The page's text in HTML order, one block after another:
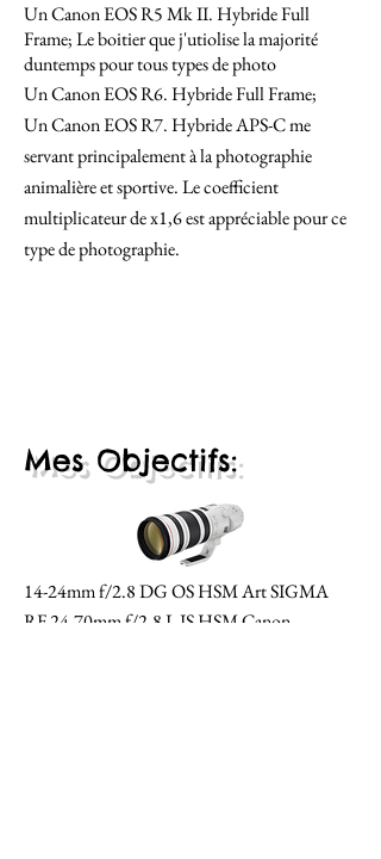
Un Canon EOS R5 Mk II. Hybride Full
Frame; Le boitier que j'utiolise la majorité
duntemps pour tous types de photo
Un Canon EOS R6. Hybride Full Frame;
Un Canon EOS R7. Hybride APS-Cme
servant principalement à la photographie
animalière et sportive. Le coefficient
multiplicateur de x1,6 estappréciable pour ce
type de photographie.
Mes Objectifs:
14-24mm f/2.8 DG OS HSM Art SIGMA
RF 24-70mm f/2.8 L IS HSM Canon